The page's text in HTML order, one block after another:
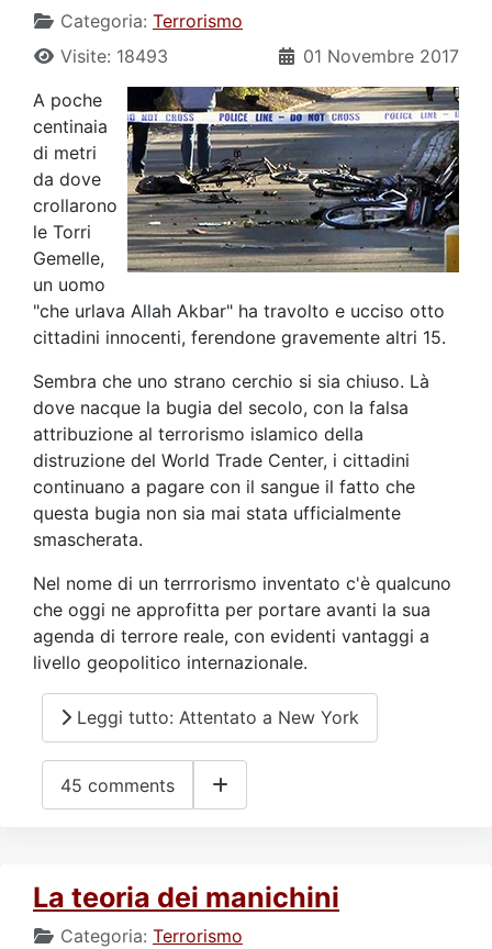
Categoria: Terrorismo
01 Novembre 2017
Visite: 18493
A poche
centinaia
di metri
da dove
crollarono
le Torri
Gemelle,
un uomo
"che urlava Allah Akbar" ha travolto e ucciso otto
cittadini innocenti, ferendone gravemente altri 15.
Sembra che uno strano cerchio si sia chiuso. Là
dove nacque la bugia del secolo, con la falsa
attribuzione al terrorismo islamico della
distruzione del World Trade Center, i cittadini
continuano a pagare con il sangue il fatto che
questa bugia non sia mai stata ufficialmente
smascherata.
Nel nome di un terrrorismo inventato c'è qualcuno
che oggi ne approfitta per portare avanti la sua
agenda di terrore reale, con evidenti vantaggi a
livello geopolitico internazionale.
Leggi tutto: Attentato a New York
45 comments
La teoria dei manichini
Categoria: Terrorismo